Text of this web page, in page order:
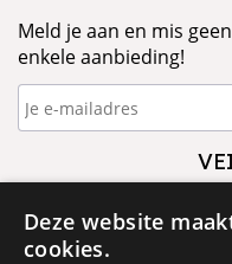
Meld je aan en mis geen
enkele aanbieding!
Deze website
cookies.